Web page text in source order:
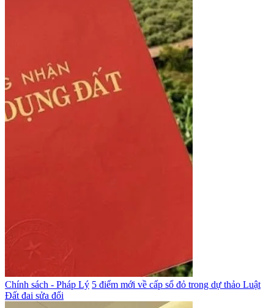
Chính sách - Pháp Lý 5 điểm mới về cấp sổ đỏ trong dự thảo Luật
Đất đai sửa đổi